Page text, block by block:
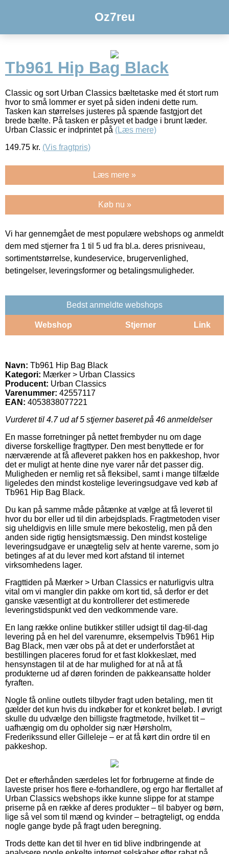
Oz7reu
Tb961 Hip Bag Black
Classic og sort Urban Classics bæltetaske med ét stort rum
hvor to små lommer er syet på siden indeni dette rum.
Tasken kan størrelses justeres på spænde fastgjort det
brede bælte. På tasken er påsyet et badge i brunt læder.
Urban Classic er indprintet på (Læs mere)
149.75 kr. (Vis fragtpris)
Læs mere »
Køb nu »
Vi har gennemgået de mest populære webshops og anmeldt
dem med stjerner fra 1 til 5 ud fra bl.a. deres prisniveau,
sortimentstørrelse, kundeservice, brugervenlighed,
betingelser, leveringsformer og betalingsmuligheder.
Bedst anmeldte webshops
Webshop Stjerner Link
Navn: Tb961 Hip Bag Black
Kategori: Mærker > Urban Classics
Producent: Urban Classics
Varenummer: 42557117
EAN: 4053838077221
Vurderet til 4.7ud af 5 stjerner baseret på 46 anmeldelser
En masse forretninger på nettet frembyder nu om dage
diverse forskellige fragttyper. Den mest benyttede er for
nærværende at få afleveret pakken hos en pakkeshop, hvor
det er muligt at hente dine nye varer når det passer dig.
Muligheden er nemlig ret så fleksibel, samt i mange tilfælde
ligeledes den mindst kostelige leveringsudgave ved køb af
Tb961 Hip Bag Black.
Du kan på samme måde påtænke at vælge at få leveret til
hvor du bor eller ud til din arbejdsplads. Fragtmetoden viser
sig uheldigvis en lille smule mere bekostelig, men på den
anden side rigtig hensigtsmæssig. Den mindst kostelige
leveringsudgave er unægtelig selv at hente varerne, som jo
betinges af at du lever med kort afstand til internet
virksomhedens lager.
Fragttiden på Mærker > Urban Classics er naturligvis ultra
vital om vi mangler din pakke om kort tid, så derfor er det
ganske væsentligt at du kontrollerer det estimerede
leveringstidspunkt ved den vedkommende vare.
En lang række online butikker stiller udsigt til dag-til-dag
levering på en hel del varenumre, eksempelvis Tb961 Hip
Bag Black, men vær obs på at det er underforstået at
bestillingen placeres forud for et fast klokkeslæt, med
hensynstagen til at de har mulighed for at nå at få
produkterne ud af døren forinden de pakkeansatte holder
fyraften.
Nogle få online outlets tilbyder fragt uden betaling, men tit
gælder det kun hvis du indkøber for et konkret beløb. I øvrigt
skulle du udvælge den billigste fragtmetode, hvilket tit –
uafhængig om du opholder sig nær Hørsholm,
Frederikssund eller Gilleleje – er at få kørt din ordre til en
pakkeshop.
Det er efterhånden særdeles let for forbrugerne at finde de
laveste priser hos flere e-forhandlere, og ergo har flertallet af
Urban Classics webshops ikke kunne slippe for at stampe
priserne på en række af deres produkter – til babyer og børn,
lige så vel som til mænd og kvinder – betragteligt, og endda
nogle gange byde på fragt uden beregning.
Trods dette kan det til hver en tid blive indbringende at